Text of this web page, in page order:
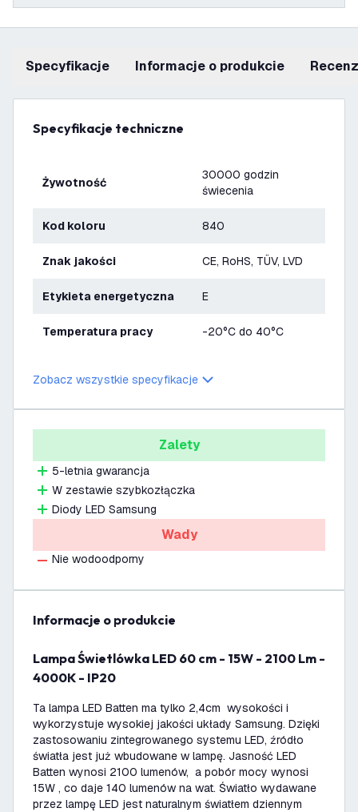
Specyfikacje informacje o produkcie
Specyfikacje techniczne
Żywotność
30000 godzin
świecenia
Kod koloru 840
Znak jakości CE, RoHS, TÜV, LVD
Etykieta energetyczna E
Temperatura pracy -20°C do 40°C
Zobacz wszystkie specyfikacje
Zalety
5-letnia gwarancja
W zestawie szybkozłączka
Diody LED Samsung
Wady
Nie wodoodporny
informacje o produkcie
Lampa Świetlówka LED 60 cm - 15W - 2100 Lm -
4000K - IP20
Ta lampa LED Batten ma tylko 2,4cm wysokości i
wykorzystuje wysokiej jakości układy Samsung. Dzięki
zastosowaniu zintegrowanego systemu LED, źródło
światła jest już wbudowane w lampę. Jasność LED
Batten wynosi 2100 lumenów, a pobór mocy wynosi
15W , co daje 140 lumenów na wat. Światło wydawane
przez lampę LED jest naturalnym światłem dziennym